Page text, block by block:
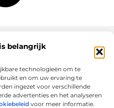
belangrijk
technologieën om te
en om uw ervaring te
ingezet voor verschillende
advertenties en het analyseren
voor meer informatie.